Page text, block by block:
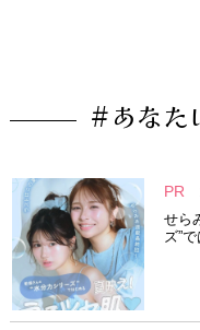
#あなた
PR
せら
ズ”